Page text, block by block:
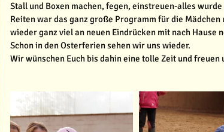
Stall und Boxen machen, fegen, einstreuen-alles
Reiten war das ganz große Programm für die
wieder ganz viel an neuen Eindrücken mit nach Hause
Schon in den Osterferien sehen wir uns wieder.
Wir wünschen Euch bis dahin eine tolle Zeit und freuen